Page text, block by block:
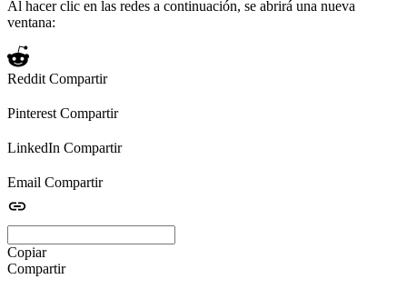
Al hacer clic en las redes a continuación, se abrirá una nueva
ventana:
Reddit Compartir
Pinterest Compartir
LinkedIn Compartir
Email Compartir
Copiar
Compartir